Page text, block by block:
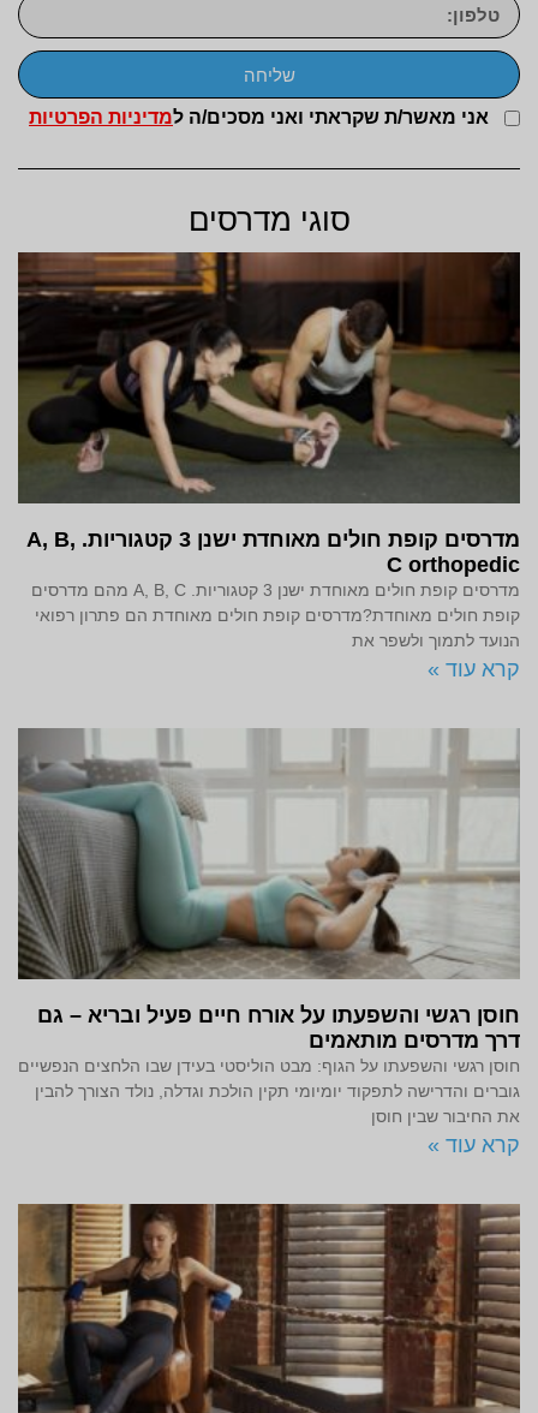
אני מאשר/ת שקראתי ואני מסכים/ה למדיניות הפרטיות
שליחה
סוגי מדרסים
מדרסים קופת חולים מאוחדת ישנן 3 קטגוריות. A, B,
C orthopedic
מדרסים קופת חולים מאוחדת ישנן 3 קטגוריות. A, B, C מהם מדרסים
קופת חולים מאוחדת?מדרסים קופת חולים מאוחדת הם פתרון רפואי
הנועד לתמוך ולשפר את
קרא עוד »
חוסן רגשי והשפעתו על אורח חיים פעיל ובריא – גם
דרך מדרסים מותאמים
חוסן רגשי והשפעתו על הגוף: מבט הוליסטי בעידן שבו הלחצים הנפשיים
גוברים והדרישה לתפקוד יומיומי תקין הולכת וגדלה, נולד הצורך להבין
את החיבור שבין חוסן
קרא עוד »